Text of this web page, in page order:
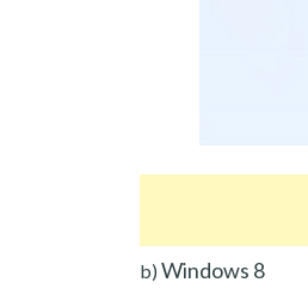
b) Windows 8